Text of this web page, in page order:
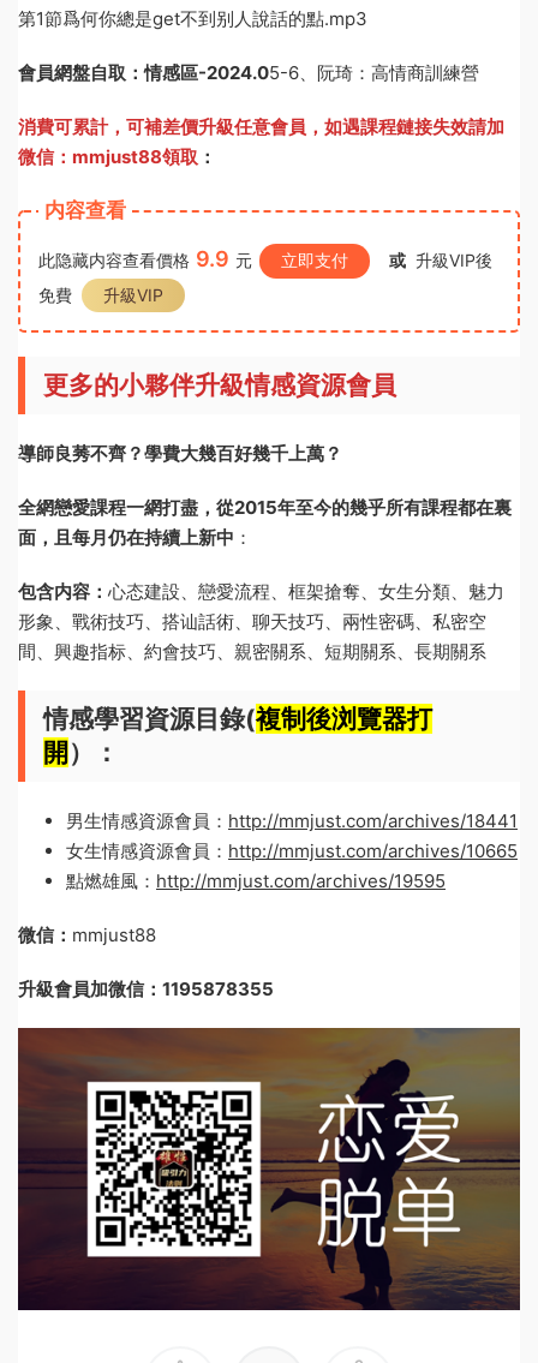
第1節爲何你總是get不到别人說話的點.mp3
會員網盤自取：情感區-2024.05-6、阮琦：高情商訓練營
消費可累計，可補差價升級任意會員， 如遇課程鏈接失效請加
微信：mmjust88領取 ：
内容查看
此隐藏内容查看價格 9.9 元 立即支付 或 升級VIP後
免費
升級VIP
更多的小夥伴升級情感資源會員
導師良莠不齊？學費大幾百好幾千上萬？
全網戀愛課程一網打盡，從2015年至今的幾乎所有課程都在裏
面，且每月仍在持續上新中 ：
包含内容： 心态建設、戀愛流程、框架搶奪、女生分類、魅力
形象、戰術技巧、搭讪話術、聊天技巧、兩性密碼、私密空
間、興趣指标、約會技巧、親密關系、短期關系、長期關系
情感學習資源目錄(複制後浏覽器打
開 ）：
男生情感資源會員： http://mmjust.com/archives/18441
女生情感資源會員： http://mmjust.com/archives/10665
點燃雄風： http://mmjust.com/archives/19595
微信： mmjust88
升級會員加微信：1195878355